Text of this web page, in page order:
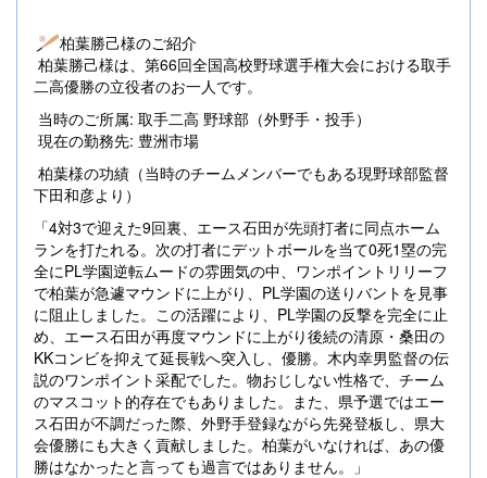
柏葉勝己様のご紹介
柏葉勝己様は、第66回全国高校野球選手権大会における取手
二高優勝の立役者のお一人です。
当時のご所属: 取手二高 野球部（外野手・投手）
現在の勤務先: 豊洲市場
柏葉様の功績（当時のチームメンバーでもある現野球部監督
下田和彦より）
「4対3で迎えた9回裏、エース石田が先頭打者に同点ホーム
ランを打たれる。次の打者にデットボールを当て0死1塁の完
全にPL学園逆転ムードの雰囲気の中、ワンポイントリリーフ
で柏葉が急遽マウンドに上がり、PL学園の送りバントを見事
に阻止しました。この活躍により、PL学園の反撃を完全に止
め、エース石田が再度マウンドに上がり後続の清原・桑田の
KKコンビを抑えて延長戦へ突入し、優勝。木内幸男監督の伝
説のワンポイント采配でした。物おじしない性格で、チーム
のマスコット的存在でもありました。また、県予選ではエー
ス石田が不調だった際、外野手登録ながら先発登板し、県大
会優勝にも大きく貢献しました。柏葉がいなければ、あの優
勝はなかったと言っても過言ではありません。」